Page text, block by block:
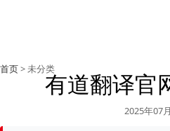
首页> 未分类有道翻译官
2025年07